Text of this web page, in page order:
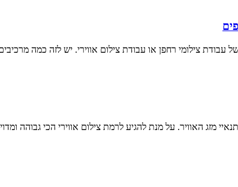
עבודת צילומי רחפן או עבודת צילום אווירי. יש לזה כמה
מזג האוויר. על מנת להגיע לרמת צילום אווירי הכי גבוהה